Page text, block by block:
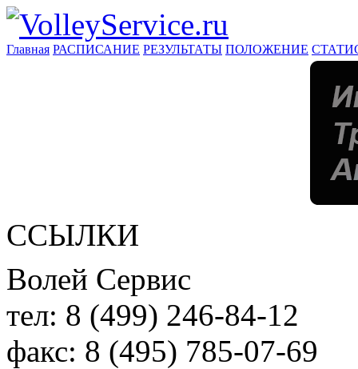
Главная РАСПИСАНИЕ РЕЗУЛЬТАТЫ ПОЛОЖЕНИЕ
ССЫЛКИ
Волей Сервис
тел: 8 (499) 246-84-12
факс: 8 (495) 785-07-69